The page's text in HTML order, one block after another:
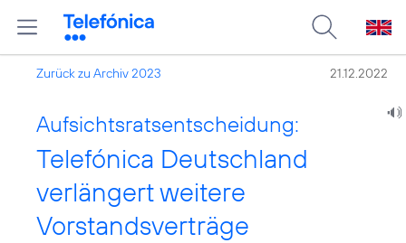
Zurück zu Archiv 2023 21.12.2022
Aufsichtsratsentscheidung:
Telefónica Deutschland
verlängert weitere
Vorstandsverträge